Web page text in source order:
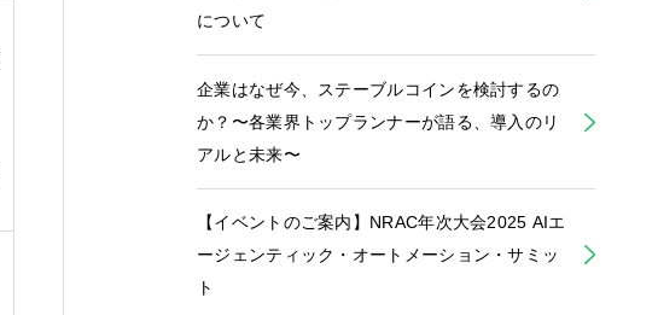
について
企業はなぜ今、ステーブルコインを検討するの
か？〜各業界トップランナーが語る、導入のリ
アルと未来〜
【イベントのご案内】NRAC年次大会2025 AIエ
ージェンティック・オートメーション・サミッ
ト